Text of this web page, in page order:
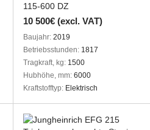
115-600 DZ
10 500€ (excl. VAT)
Baujahr 2019
Betriebsstunden 1817
Tragkraft, kg 1500
Hubhöhe, mm 6000
Kraftstofftyp
Elektrisch